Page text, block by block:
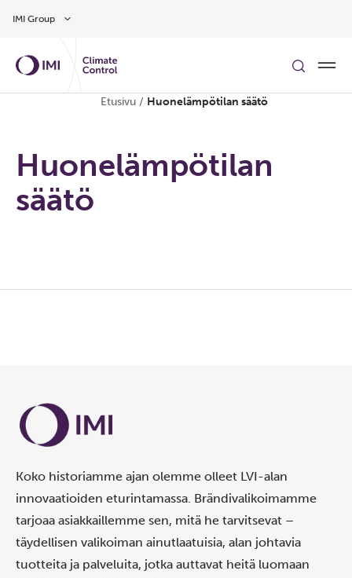
IMI Group
Etusivu/ Huonelämpötilan säätö
Huonelämpötilan
säätö
Koko historiamme ajan olemme olleet LVI-alan
innovaatioiden eturintamassa. Brändivalikoimamme
tarjoaa asiakkaillemme sen, mitä he tarvitsevat –
täydellisen valikoiman ainutlaatuisia, alan johtavia
tuotteita ja palveluita, jotka auttavat heitä luomaan